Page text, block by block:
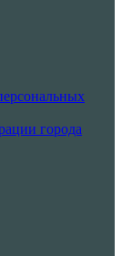
города